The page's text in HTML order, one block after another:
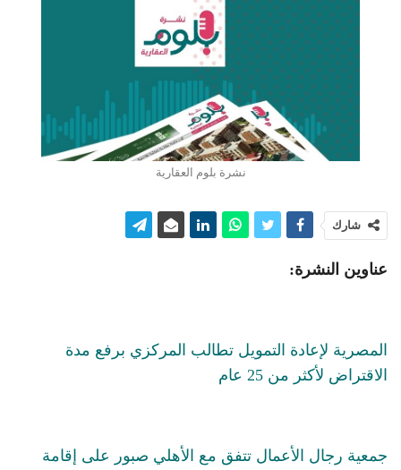
نشرة بلوم العقارية
شارك
عناوين النشرة:
المصرية لإعادة التمويل تطالب المركزي برفع مدة
الاقتراض لأكثر من 25 عام
جمعية رجال الأعمال تتفق مع الأهلي صبور على إقامة